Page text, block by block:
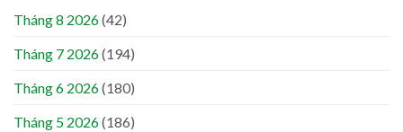
Tháng 8 2026(42)
Tháng 7 2026(194)
Tháng 6 2026(180)
Tháng 5 2026(186)